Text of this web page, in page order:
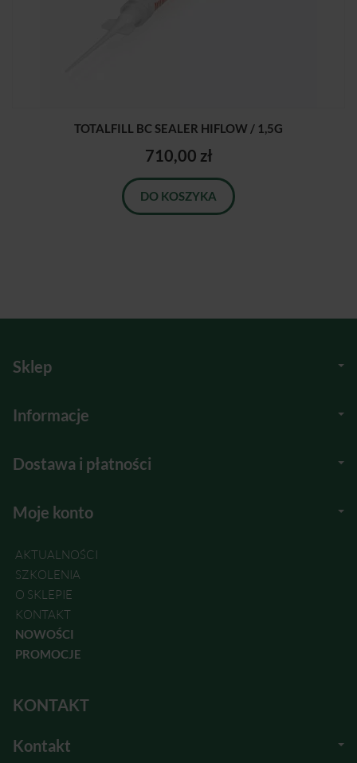
TOTALFILL BC SEALER HIFLOW / 1,5G
710,00 zł
DO KOSZYKA
Sklep
Informacje
Dostawa i płatności
Moje konto
AKTUALNOŚCI
SZKOLENIA
O SKLEPIE
KONTAKT
NOWOŚCI
PROMOCJE
KONTAKT
Kontakt